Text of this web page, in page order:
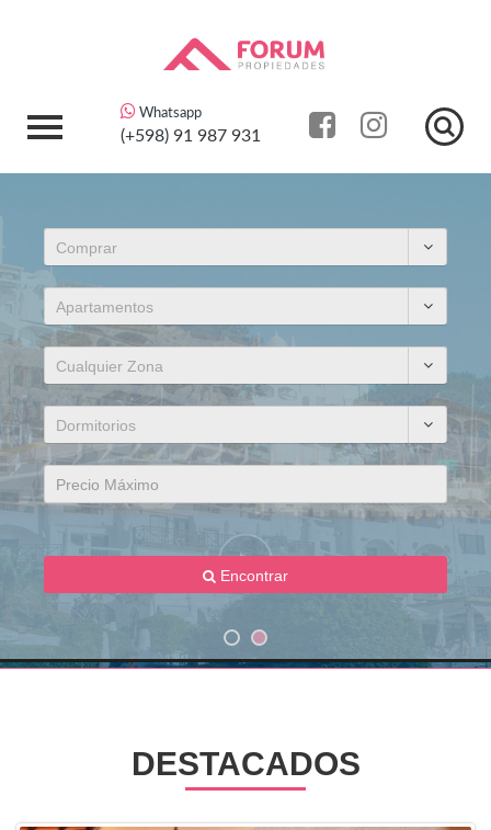
Whatsapp
(+598) 91 987 931
Comprar
Apartamentos
Cualquier Zona
Dormitorios
Encontrar
DESTACADOS